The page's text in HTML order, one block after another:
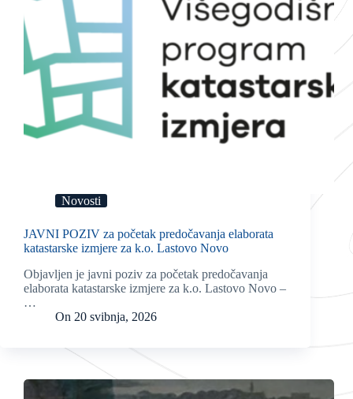
Novosti
JAVNI POZIV za početak predočavanja elaborata
katastarske izmjere za k.o. Lastovo Novo
Objavljen je javni poziv za početak predočavanja
elaborata katastarske izmjere za k.o. Lastovo Novo –
…
On 20 svibnja, 2026